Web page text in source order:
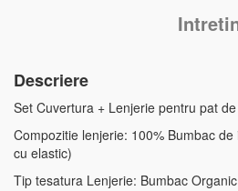
Descriere
Set Cuvertura + Lenjerie pentru pat
Compozitie lenjerie: 100% Bumbac
cu elastic)
Tip tesatura Lenjerie: Bumbac Organic